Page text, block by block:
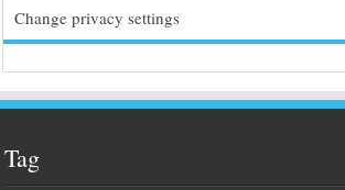
Change privacy settings
Tag